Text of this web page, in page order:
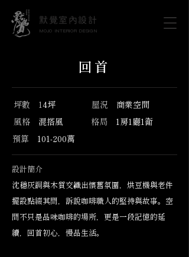
MOJO INTERIOR DESIGN
默覺室內設計
回首
坪數 14坪 屋況 商業空間
風格 混搭風 格局 1房1廳1衛
預算 101-200萬
設計簡介
沈穩灰調與木質交織出懷舊氛圍，烘豆機與老件
擺設點綴其間，訴說咖啡職人的堅持與故事。空
間不只是品味咖啡的場所，更是一段記憶的延
續，回首初心，慢品生活。